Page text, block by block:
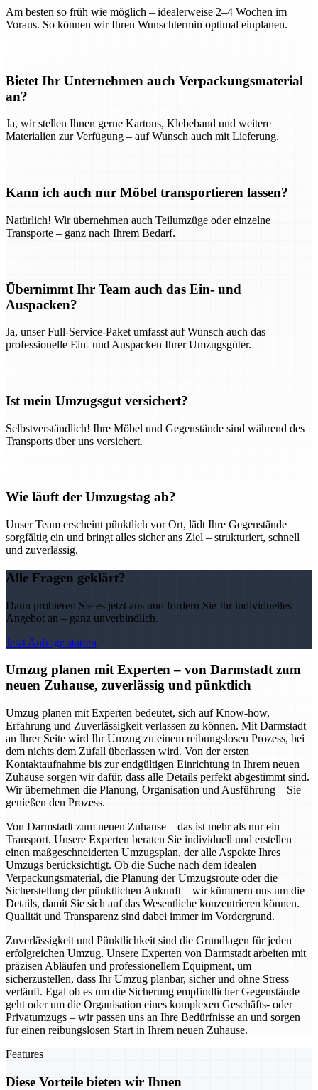
Am besten so früh wie möglich – idealerweise 2–4 Wochen im
Voraus. So können wir Ihren Wunschtermin optimal einplanen.
Bietet Ihr Unternehmen auch Verpackungsmaterial
an?
Ja, wir stellen Ihnen gerne Kartons, Klebeband und weitere
Materialien zur Verfügung – auf Wunsch auch mit Lieferung.
Kann ich auch nur Möbel transportieren lassen?
Natürlich! Wir übernehmen auch Teilumzüge oder einzelne
Transporte – ganz nach Ihrem Bedarf.
Übernimmt Ihr Team auch das Ein- und
Auspacken?
Ja, unser Full-Service-Paket umfasst auf Wunsch auch das
professionelle Ein- und Auspacken Ihrer Umzugsgüter.
Ist mein Umzugsgut versichert?
Selbstverständlich! Ihre Möbel und Gegenstände sind während des
Transports über uns versichert.
Wie läuft der Umzugstag ab?
Unser Team erscheint pünktlich vor Ort, lädt Ihre Gegenstände
sorgfältig ein und bringt alles sicher ans Ziel – strukturiert, schnell
und zuverlässig.
Alle Fragen geklärt?
Dann probieren Sie es jetzt aus und fordern Sie Ihr individuelles
Angebot an – ganz unverbindlich.
Jetzt Anfrage starten
Umzug planen mit Experten – von Darmstadt zum
neuen Zuhause, zuverlässig und pünktlich
Umzug planen mit Experten bedeutet, sich auf Know-how,
Erfahrung und Zuverlässigkeit verlassen zu können. Mit Darmstadt
an Ihrer Seite wird Ihr Umzug zu einem reibungslosen Prozess, bei
dem nichts dem Zufall überlassen wird. Von der ersten
Kontaktaufnahme bis zur endgültigen Einrichtung in Ihrem neuen
Zuhause sorgen wir dafür, dass alle Details perfekt abgestimmt sind.
Wir übernehmen die Planung, Organisation und Ausführung – Sie
genießen den Prozess.
Von Darmstadt zum neuen Zuhause – das ist mehr als nur ein
Transport. Unsere Experten beraten Sie individuell und erstellen
einen maßgeschneiderten Umzugsplan, der alle Aspekte Ihres
Umzugs berücksichtigt. Ob die Suche nach dem idealen
Verpackungsmaterial, die Planung der Umzugsroute oder die
Sicherstellung der pünktlichen Ankunft – wir kümmern uns um die
Details, damit Sie sich auf das Wesentliche konzentrieren können.
Qualität und Transparenz sind dabei immer im Vordergrund.
Zuverlässigkeit und Pünktlichkeit sind die Grundlagen für jeden
erfolgreichen Umzug. Unsere Experten von Darmstadt arbeiten mit
präzisen Abläufen und professionellem Equipment, um
sicherzustellen, dass Ihr Umzug planbar, sicher und ohne Stress
verläuft. Egal ob es um die Sicherung empfindlicher Gegenstände
geht oder um die Organisation eines komplexen Geschäfts- oder
Privatumzugs – wir passen uns an Ihre Bedürfnisse an und sorgen
für einen reibungslosen Start in Ihrem neuen Zuhause.
Features
Diese Vorteile bieten wir Ihnen